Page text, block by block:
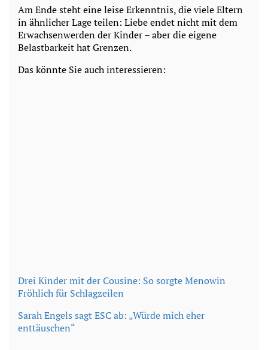
Am Ende steht eine leise Erkenntnis, die viele Eltern
in ähnlicher Lage teilen: Liebe endet nicht mit dem
Erwachsenwerden der Kinder – aber die eigene
Belastbarkeit hat Grenzen.
Das könnte Sie auch interessieren:
Drei Kinder mit der Cousine: So sorgte Menowin
Fröhlich für Schlagzeilen
Sarah Engels sagt ESC ab: „Würde mich eher
enttäuschen“